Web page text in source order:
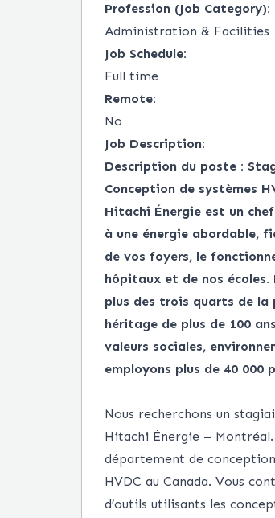
Profession (Job Category):
Administration & Facilities
Job Schedule:
Full time
Remote:
No
Job Description:
Description du poste :
Conception de systèmes
Hitachi Énergie est un
à une énergie abordable,
de vos foyers, le
hôpitaux et de nos
plus des trois quarts de la
héritage de plus de 100
valeurs sociales,
employons plus de 40 000
Nous recherchons un
Hitachi Énergie – Montréal.
département de
HVDC au Canada. Vous
d’outils utilisants les